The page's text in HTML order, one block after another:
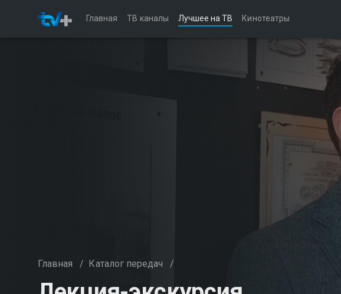
Главная ТВ каналы Лучшее на ТВ Кинотеатры
Главная / Каталог передач /